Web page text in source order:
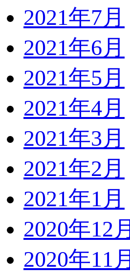
2021年7月
2021年6月
2021年5月
2021年4月
2021年3月
2021年2月
2021年1月
2020年12月
2020年11月